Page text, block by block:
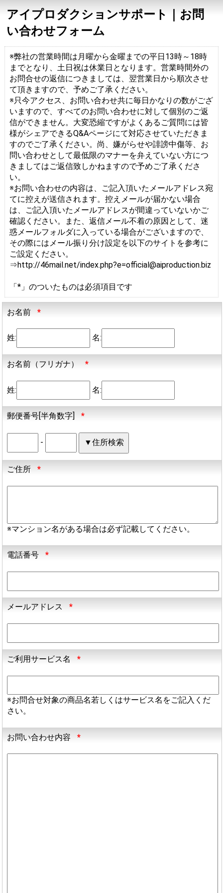
アイプロダクションサポート｜お問
い合わせフォーム
※弊社の営業時間は月曜から金曜までの平日13時～18時
までとなり、土日祝は休業日となります。営業時間外の
お問合せの返信につきましては、翌営業日から順次させ
て頂きますので、予めご了承ください。
※只今アクセス、お問い合わせ共に毎日かなりの数がござ
いますので、すべてのお問い合わせに対して個別のご返
信ができません。大変恐縮ですがよくあるご質問には皆
様がシェアできるQ&Aページにて対応させていただきま
すのでご了承ください。尚、嫌がらせや誹謗中傷等、お
問い合わせとして最低限のマナーを弁えていない方につ
きましてはご返信致しかねますので予めご了承くださ
い。
※お問い合わせの内容は、ご記入頂いたメールアドレス宛
てに控えが送信されます。控えメールが届かない場合
は、ご記入頂いたメールアドレスが間違っていないかご
確認ください。また、返信メール不着の原因として、迷
惑メールフォルダに入っている場合がございますので、
その際にはメール振り分け設定を以下のサイトを参考に
ご設定ください。
⇒http://46mail.net/index.php?e=official@aiproduction.biz
「*」のついたものは必須項目です
お名前 *
姓: 名:
お名前（フリガナ） *
姓: 名:
郵便番号[半角数字] *
-
ご住所 *
※マンション名がある場合は必ず記載してください。
電話番号 *
メールアドレス *
ご利用サービス名 *
※お問合せ対象の商品名若しくはサービス名をご記入くだ
さい。
お問い合わせ内容 *